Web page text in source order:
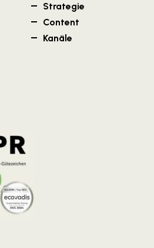
Strategie
Content
Kanäle